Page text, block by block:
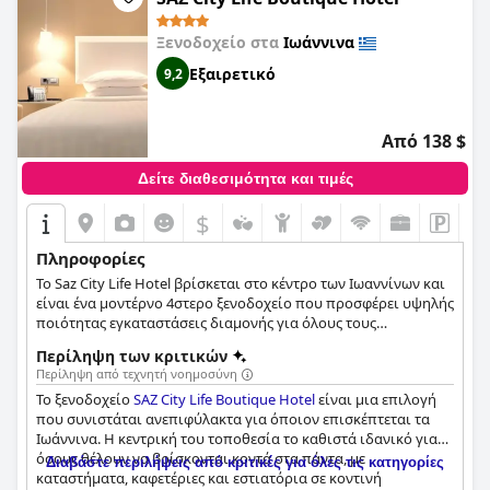
ξενοδοχείο με εξαιρετικές εγκαταστάσεις.
Ξενοδοχείο στα Ιωάννινα
9,2 Εξαιρετικό
Από 138 $
Δείτε διαθεσιμότητα και τιμές
$
Πληροφορίες
Το Saz City Life Hotel βρίσκεται στο κέντρο των Ιωαννίνων και
είναι ένα μοντέρνο 4στερο ξενοδοχείο που προσφέρει υψηλής
ποιότητας εγκαταστάσεις διαμονής για όλους τους
θέα είτε στην πόλη είτε στη λίμνη, έναν χώρο επαγγελματικών
συνεδριάσεων, ένα εστιατόριο και café - bar όπου μπορείτε να
απολαύσετε τον καφέ ή το γεύμα σας, καθώς και ένα δωμάτιο
όπου επιτρέπονται τα κατοικίδια, στο οποίο οι επισκέπτες
μπορούν να μείνουν με τον τετράποδο φίλο τους.
Περίληψη των κριτικών
Περίληψη από τεχνητή νοημοσύνη
Το ξενοδοχείοSAZ City Life Boutique Hotelείναι μια επιλογή
που συνιστάται ανεπιφύλακτα για όποιον επισκέπτεται τα
Ιωάννινα. Η κεντρική του τοποθεσία το καθιστά ιδανικό για
όσους θέλουν να βρίσκονται κοντά στα πάντα, με
καταστήματα, καφετέριες και εστιατόρια σε κοντινή
Διαβάστε περιλήψεις από κριτικές για όλες τις κατηγορίες